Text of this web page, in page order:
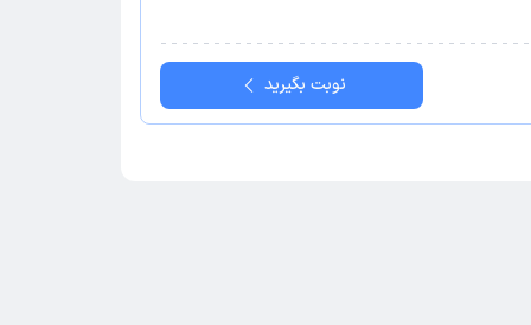
نوبت بگیرید